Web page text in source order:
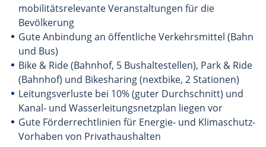
mobilitätsrelevante Veranstaltungen für die
Bevölkerung
Gute Anbindung an öffentliche Verkehrsmittel (Bahn
und Bus)
Bike & Ride (Bahnhof, 5 Bushaltestellen), Park & Ride
(Bahnhof) und Bikesharing (nextbike, 2 Stationen)
Leitungsverluste bei 10% (guter Durchschnitt) und
Kanal- und Wasserleitungsnetzplan liegen vor
Gute Förderrechtlinien für Energie- und Klimaschutz-
Vorhaben von Privathaushalten